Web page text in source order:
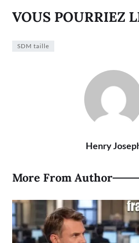
VOUS POURRIEZ
SDM taille
Henry
More From Author